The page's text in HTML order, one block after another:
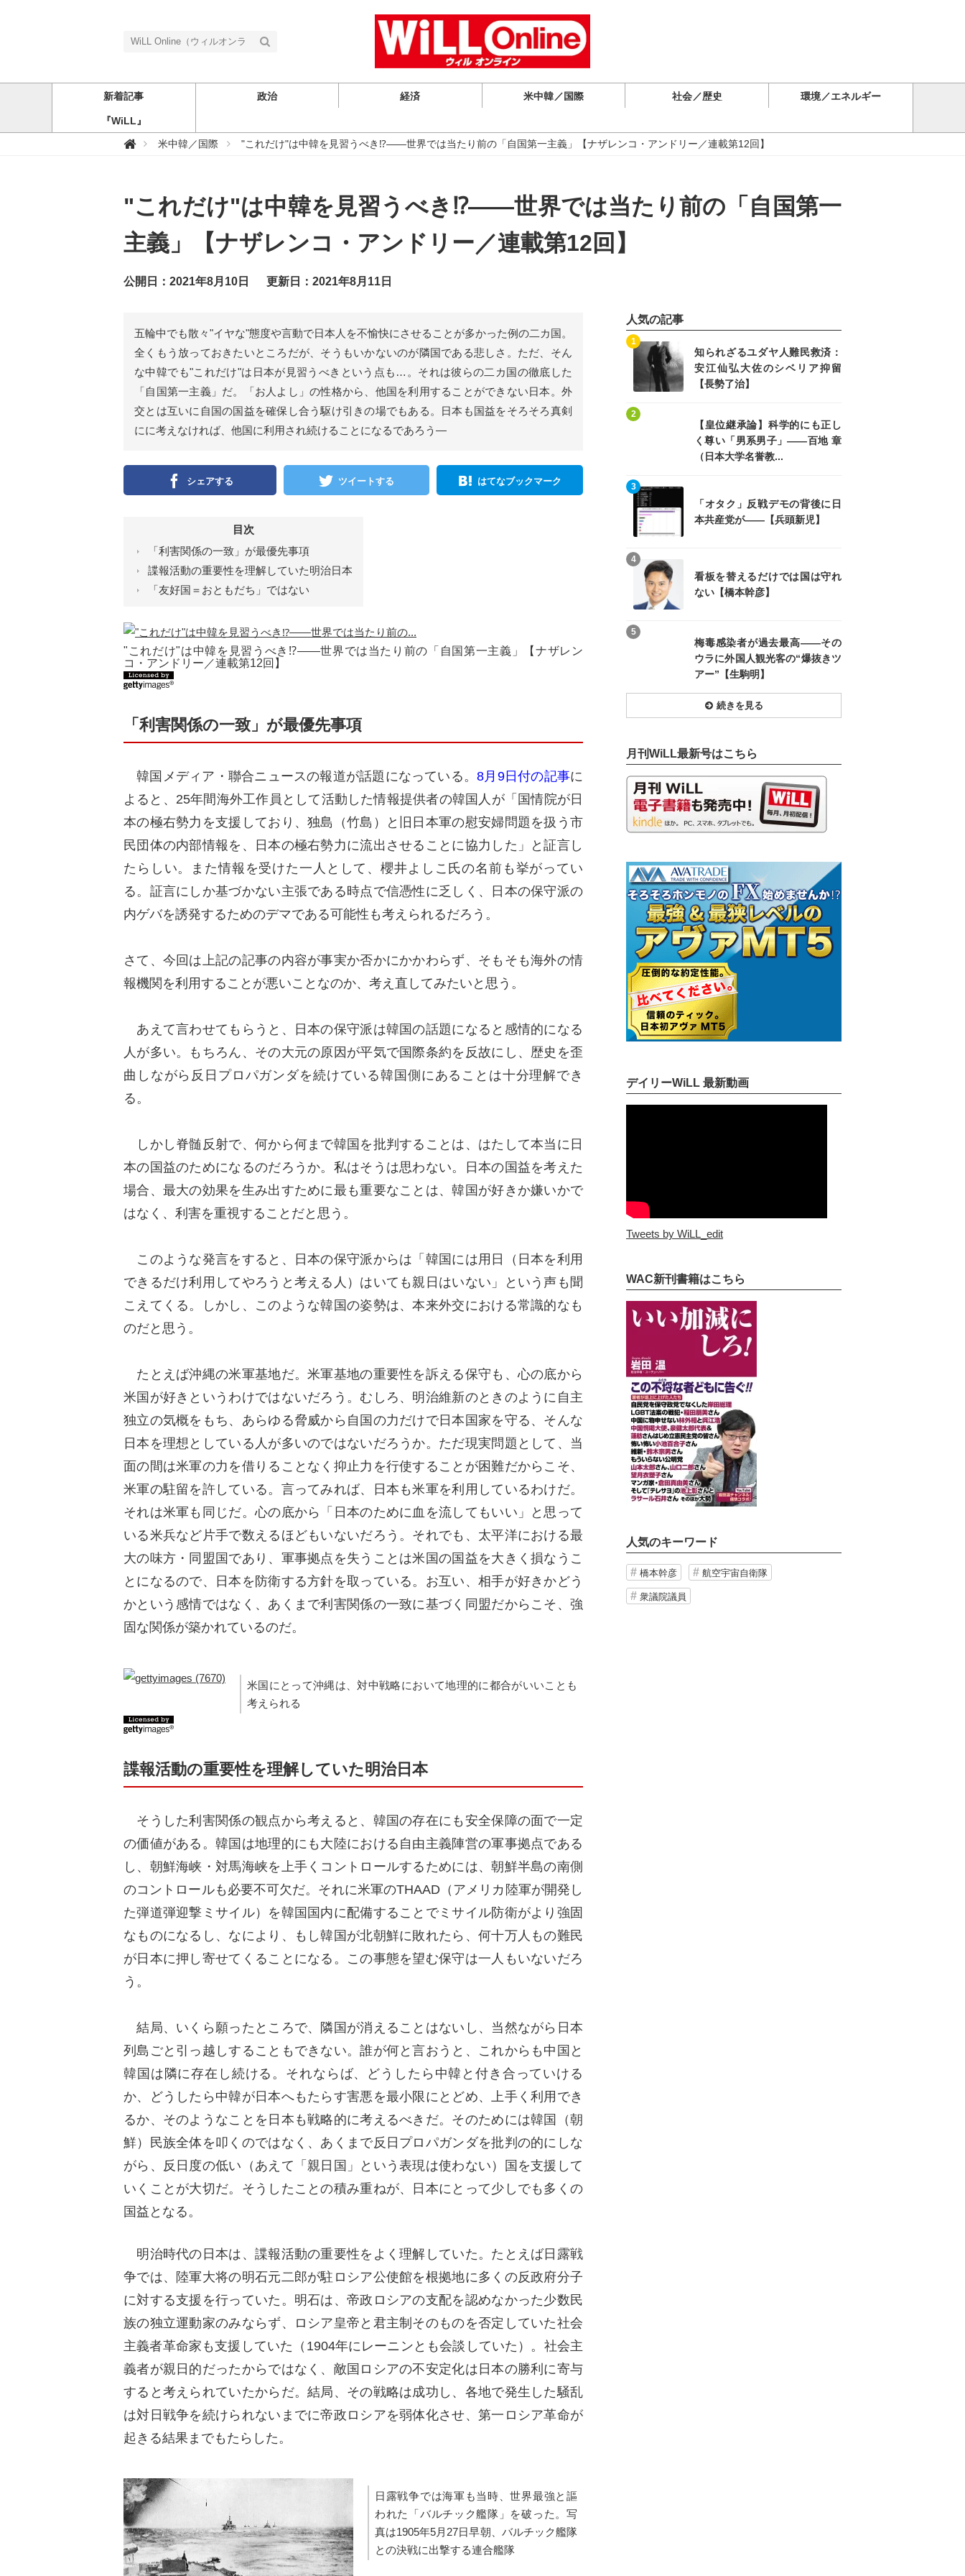
新着記事 政治 経済 米中韓／国際 社会／歴史 環境／エネルギー
『WiLL』
W
i
e
（
ウ
ル
オ
）
米中韓／国際 "これだけ"は中韓を見習うべき⁉――世界では当たり前の「自国第一主義」【ナザレンコ・アンドリー／連載第12回】
"これだけ"は中韓を見習うべき⁉――世界では当たり前の「自国第一
主義」【ナザレンコ・アンドリー／連載第12回】
公開日：2021年8月10日 更新日：2021年8月11日
五輪中でも散々"イヤな"態度や言動で日本人を不愉快にさせることが多かった例の二カ国。
全くもう放っておきたいところだが、そうもいかないのが隣国である悲しさ。ただ、そん
な中韓でも"これだけ"は日本が見習うべきという点も…。それは彼らの二カ国の徹底した
「自国第一主義」だ。「お人よし」の性格から、他国を利用することができない日本。外
交とは互いに自国の国益を確保し合う駆け引きの場でもある。日本も国益をそろそろ真剣
にに考えなければ、他国に利用され続けることになるであろう―
シェアする ツイートする はてなブックマーク
目次
「利害関係の一致」が最優先事項
諜報活動の重要性を理解していた明治日本
「友好国＝おともだち」ではない
"これだけ"は中韓を見習うべき⁉――世界では当たり前の「自国第一主義」【ナザレン
コ・アンドリー／連載第12回】
「利害関係の一致」が最優先事項
韓国メディア・聯合ニュースの報道が話題になっている。8月9日付の記事に
よると、25年間海外工作員として活動した情報提供者の韓国人が「国情院が日
本の極右勢力を支援しており、独島（竹島）と旧日本軍の慰安婦問題を扱う市
民団体の内部情報を、日本の極右勢力に流出させることに協力した」と証言し
たらしい。また情報を受けた一人として、櫻井よしこ氏の名前も挙がってい
る。証言にしか基づかない主張である時点で信憑性に乏しく、日本の保守派の
内ゲバを誘発するためのデマである可能性も考えられるだろう。
さて、今回は上記の記事の内容が事実か否かにかかわらず、そもそも海外の情
報機関を利用することが悪いことなのか、考え直してみたいと思う。
あえて言わせてもらうと、日本の保守派は韓国の話題になると感情的になる
人が多い。もちろん、その大元の原因が平気で国際条約を反故にし、歴史を歪
曲しながら反日プロパガンダを続けている韓国側にあることは十分理解でき
る。
しかし脊髄反射で、何から何まで韓国を批判することは、はたして本当に日
本の国益のためになるのだろうか。私はそうは思わない。日本の国益を考えた
場合、最大の効果を生み出すために最も重要なことは、韓国が好きか嫌いかで
はなく、利害を重視することだと思う。
このような発言をすると、日本の保守派からは「韓国には用日（日本を利用
できるだけ利用してやろうと考える人）はいても親日はいない」という声も聞
こえてくる。しかし、このような韓国の姿勢は、本来外交における常識的なも
のだと思う。
たとえば沖縄の米軍基地だ。米軍基地の重要性を訴える保守も、心の底から
米国が好きというわけではないだろう。むしろ、明治維新のときのように自主
独立の気概をもち、あらゆる脅威から自国の力だけで日本国家を守る、そんな
日本を理想としている人が多いのではないだろうか。ただ現実問題として、当
面の間は米軍の力を借りることなく抑止力を行使することが困難だからこそ、
米軍の駐留を許している。言ってみれば、日本も米軍を利用しているわけだ。
それは米軍も同じだ。心の底から「日本のために血を流してもいい」と思って
いる米兵など片手で数えるほどもいないだろう。それでも、太平洋における最
大の味方・同盟国であり、軍事拠点を失うことは米国の国益を大きく損なうこ
とになるので、日本を防衛する方針を取っている。お互い、相手が好きかどう
かという感情ではなく、あくまで利害関係の一致に基づく同盟だからこそ、強
固な関係が築かれているのだ。
米国にとって沖縄は、対中戦略において地理的に都合がいいことも
考えられる
諜報活動の重要性を理解していた明治日本
そうした利害関係の観点から考えると、韓国の存在にも安全保障の面で一定
の価値がある。韓国は地理的にも大陸における自由主義陣営の軍事拠点である
し、朝鮮海峡・対馬海峡を上手くコントロールするためには、朝鮮半島の南側
のコントロールも必要不可欠だ。それに米軍のTHAAD（アメリカ陸軍が開発し
た弾道弾迎撃ミサイル）を韓国国内に配備することでミサイル防衛がより強固
なものになるし、なにより、もし韓国が北朝鮮に敗れたら、何十万人もの難民
が日本に押し寄せてくることになる。この事態を望む保守は一人もいないだろ
う。
結局、いくら願ったところで、隣国が消えることはないし、当然ながら日本
列島ごと引っ越しすることもできない。誰が何と言おうと、これからも中国と
韓国は隣に存在し続ける。それならば、どうしたら中韓と付き合っていける
か、どうしたら中韓が日本へもたらす害悪を最小限にとどめ、上手く利用でき
るか、そのようなことを日本も戦略的に考えるべきだ。そのためには韓国（朝
鮮）民族全体を叩くのではなく、あくまで反日プロパガンダを批判の的にしな
がら、反日度の低い（あえて「親日国」という表現は使わない）国を支援して
いくことが大切だ。そうしたことの積み重ねが、日本にとって少しでも多くの
国益となる。
明治時代の日本は、諜報活動の重要性をよく理解していた。たとえば日露戦
争では、陸軍大将の明石元二郎が駐ロシア公使館を根拠地に多くの反政府分子
に対する支援を行っていた。明石は、帝政ロシアの支配を認めなかった少数民
族の独立運動家のみならず、ロシア皇帝と君主制そのものを否定していた社会
主義者革命家も支援していた（1904年にレーニンとも会談していた）。社会主
義者が親日的だったからではなく、敵国ロシアの不安定化は日本の勝利に寄与
すると考えられていたからだ。結局、その戦略は成功し、各地で発生した騒乱
は対日戦争を続けられないまでに帝政ロシアを弱体化させ、第一ロシア革命が
起きる結果までもたらした。
日露戦争では海軍も当時、世界最強と謳
われた「バルチック艦隊」を破った。写
真は1905年5月27日早朝、バルチック艦隊
との決戦に出撃する連合艦隊
人気の記事
知られざるユダヤ人難民救済：
安江仙弘大佐のシベリア抑留
【長勢了治】
1
【皇位継承論】科学的にも正し
く尊い「男系男子」――百地 章
（日本大学名誉教...
2
「オタク」反戦デモの背後に日
本共産党が――【兵頭新児】
3
看板を替えるだけでは国は守れ
ない【橋本幹彦】
4
梅毒感染者が過去最高――その
ウラに外国人観光客の“爆抜きツ
アー”【生駒明】
5
続きを見る
月刊WiLL最新号はこちら
デイリーWiLL 最新動画
Tweets by WiLL_edit
WAC新刊書籍はこちら
人気のキーワード
橋本幹彦 航空宇宙自衛隊
衆議院議員